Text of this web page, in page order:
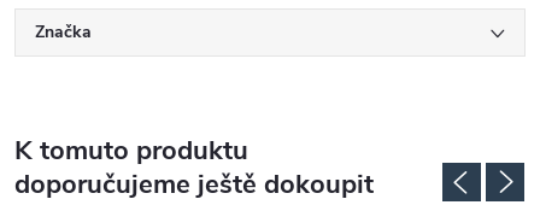
Značka
K tomuto produktu
doporučujeme ještě dokoupit